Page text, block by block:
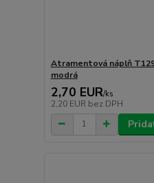
Atramentová náplň
modrá
2,70 EUR/ks
2,20 EUR bez DPH